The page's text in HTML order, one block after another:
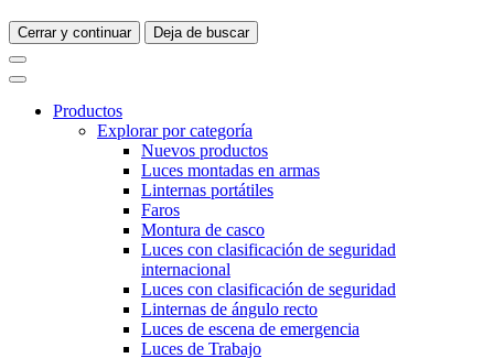
Cerrar y continuar Deja de buscar
Productos
Explorar por categoría
Nuevos productos
Luces montadas en armas
Linternas portátiles
Faros
Montura de casco
Luces con clasificación de seguridad
internacional
Luces con clasificación de seguridad
Linternas de ángulo recto
Luces de escena de emergencia
Luces de Trabajo